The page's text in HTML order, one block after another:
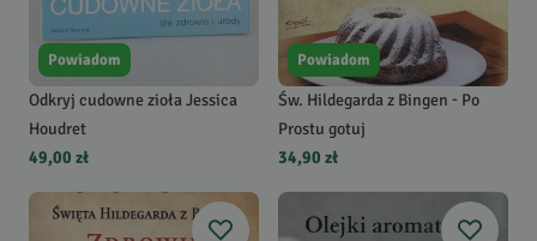
Powiadom
Odkryj cudowne zioła Jessica
Houdret
49,00 zł
Powiadom
Św. Hildegarda z Bingen - Po
Prostu gotuj
34,90 zł